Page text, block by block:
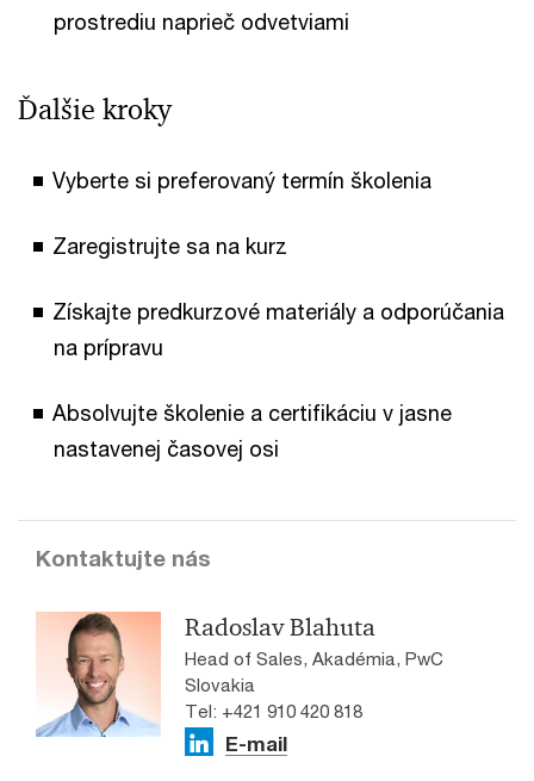
prostrediu naprieč odvetviami
Ďalšie kroky
Vyberte si preferovaný termín školenia
Zaregistrujte sa na kurz
Získajte predkurzové materiály a odporúčania
na prípravu
Absolvujte školenie a certifikáciu v jasne
nastavenej časovej osi
Kontaktujte nás
Radoslav Blahuta
Head of Sales, Akadémia, PwC
Slovakia
Tel: +421 910 420 818
E-mail